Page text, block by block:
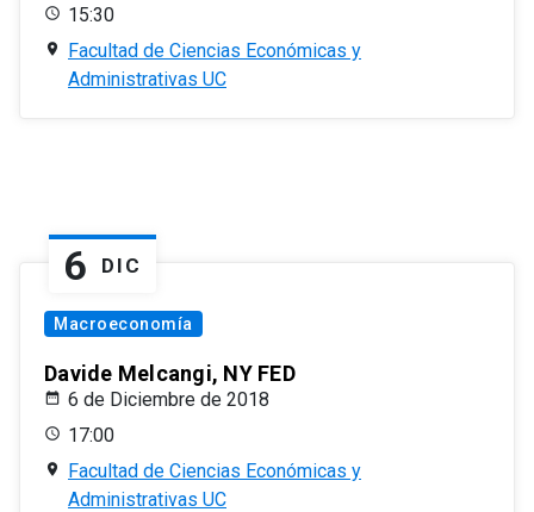
15:30
Facultad de Ciencias Económicas y
Administrativas UC
6 DIC
Macroeconomía
Davide Melcangi, NY FED
6 de Diciembre de 2018
17:00
Facultad de Ciencias Económicas y
Administrativas UC